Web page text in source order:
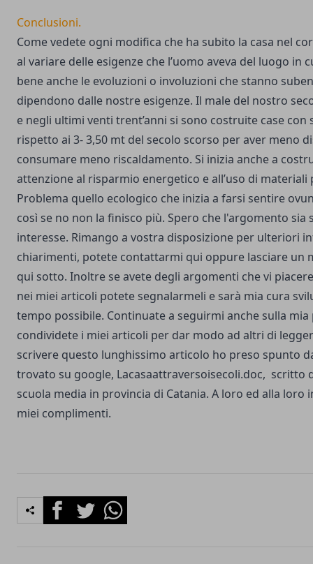
Conclusioni.
Come vedete ogni modifica che ha subito la casa nel
al variare delle esigenze che l’uomo aveva del luogo in
bene anche le evoluzioni o involuzioni che stanno
dipendono dalle nostre esigenze. Il male del nostro
e negli ultimi venti trent’anni si sono costruite case
rispetto ai 3- 3,50 mt del secolo scorso per aver meno
consumare meno riscaldamento. Si inizia anche a
attenzione al risparmio energetico e all’uso di materiali
Problema quello ecologico che inizia a farsi sentire
così se no non la finisco più. Spero che l'argomento sia
interesse. Rimango a vostra disposizione per ulteriori
chiarimenti, potete contattarmi qui oppure lasciare un
qui sotto. Inoltre se avete degli argomenti che vi
nei miei articoli potete segnalarmeli e sarà mia cura
tempo possibile. Continuate a seguirmi anche sulla mia
condividete i miei articoli per dar modo ad altri di
scrivere questo lunghissimo articolo ho preso spunto
trovato su google, Lacasaattraversoisecoli.doc, scritto
scuola media in provincia di Catania. A loro ed alla loro
miei complimenti.
FacebookTwitterWhatsapp